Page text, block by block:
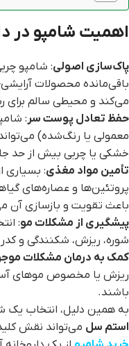
اهمیت شامپو در
پاک‌سازی اصولی: شامپو
باقی‌مانده محصولات
می‌کند و محیطی سالم برای
حفظ تعادل پوست سر:
خشکی یا چربی بیش از حد
تأمین مواد مغذی: بسیاری
پروتئین‌ها و عصاره‌های
باعث تقویت و بازسازی آن
پیشگیری از مشکلات مو:
شوره، ریزش، شکنندگی و
کمک به درمان مشکلات
ریزش یا مخصوص موهای
باشند.
به همین دلیل، انتخاب
استم سل می‌تواند نقش